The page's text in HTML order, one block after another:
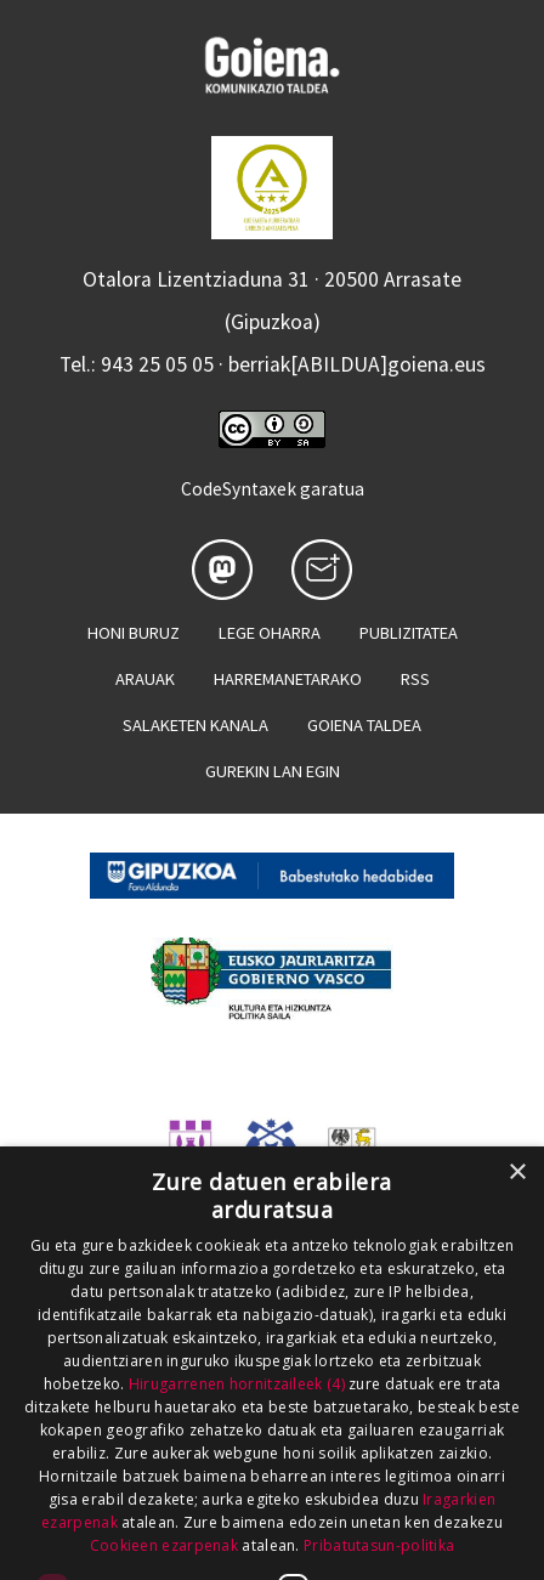
Otalora Lizentziaduna 31 · 20500 Arrasate
(Gipuzkoa)
Tel.: 943 25 05 05 · berriak[ABILDUA]goiena.eus
CodeSyntaxek garatua
HONI BURUZ LEGE OHARRA PUBLIZITATEA
ARAUAK HARREMANETARAKO RSS
SALAKETEN KANALA GOIENA TALDEA
GUREKIN LAN EGIN
×
Zure datuen erabilera
arduratsua
Gu eta gure bazkideek cookieak eta antzeko teknologiak erabiltzen
ditugu zure gailuan informazioa gordetzeko eta eskuratzeko, eta
datu pertsonalak tratatzeko (adibidez, zure IP helbidea,
identifikatzaile bakarrak eta nabigazio-datuak), iragarki eta eduki
pertsonalizatuak eskaintzeko, iragarkiak eta edukia neurtzeko,
audientziaren inguruko ikuspegiak lortzeko eta zerbitzuak
hobetzeko. Hirugarrenen hornitzaileek (4)zure datuak ere trata
ditzakete helburu hauetarako eta beste batzuetarako, besteak beste
kokapen geografiko zehatzeko datuak eta gailuaren ezaugarriak
erabiliz. Zure aukerak webgune honi soilik aplikatzen zaizkio.
Hornitzaile batzuek baimena beharrean interes legitimoa oinarri
gisa erabil dezakete; aurka egiteko eskubidea duzu Iragarkien
ezarpenakatalean. Zure baimena edozein unetan ken dezakezu
Cookieen ezarpenak atalean. Pribatutasun-politika